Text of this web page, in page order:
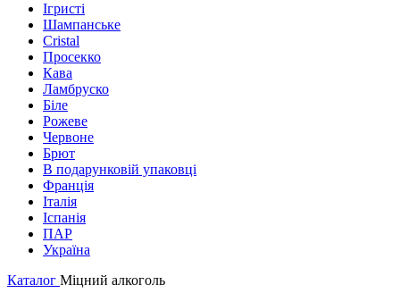
Ігристі
Шампанське
Cristal
Просекко
Кава
Ламбруско
Біле
Рожеве
Червоне
Брют
В подарунковій упаковці
Франція
Італія
Іспанія
ПАР
Україна
Каталог Міцний алкоголь